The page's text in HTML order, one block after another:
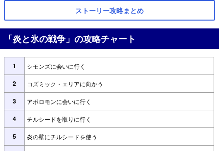
ストーリー攻略まとめ
「炎と氷の戦争」の攻略チャート
1 シモンズに会いに行く
2 コズミック・エリアに向かう
3 アポロモンに会いに行く
4 チルシードを取りに行く
5 炎の壁にチルシードを使う